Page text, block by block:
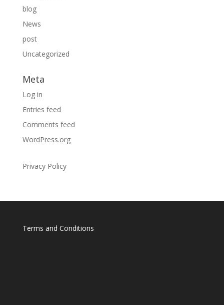
blog
News
post
Uncategorized
Meta
Log in
Entries feed
Comments feed
WordPress.org
Privacy Policy
Terms and Conditions